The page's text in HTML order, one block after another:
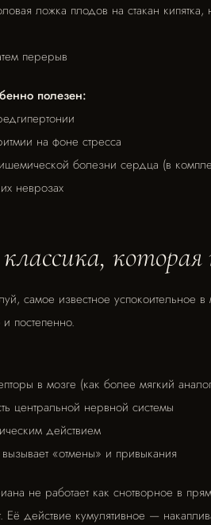
ложка плодов на стакан кипятка,
перерыв
полезен:
на фоне стресса
болезни сердца (в
неврозах
самое известное успокоительное
постепенно.
в мозге (как более мягкий
центральной нервной системы
действием
«отмены» и привыкания
не работает как снотворное в
Её действие кумулятивное —